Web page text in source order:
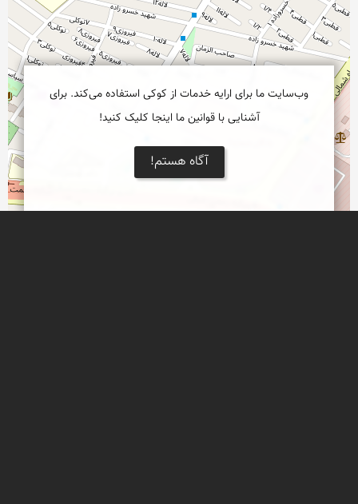
وب‌سایت ما برای ارایه خدمات از کوکی استفاده می‌کند. برای
آشنایی با قوانین ما اینجا کلیک کنید!
آگاه هستم!